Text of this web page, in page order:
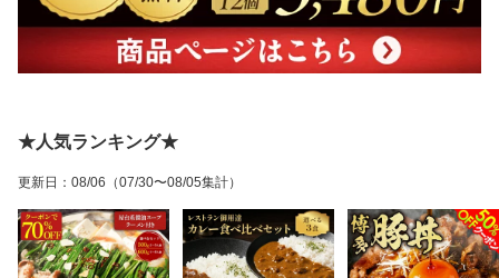
★人気ランキング★
更新日 ： 08/06 （07/30〜08/05集計）